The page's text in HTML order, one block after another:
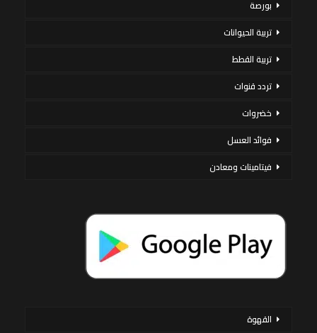
بورصة
تربية الحيوانات
تربية القطط
تردد قنوات
خضروات
فوائد العسل
فيتامينات ومعادن
القهوة